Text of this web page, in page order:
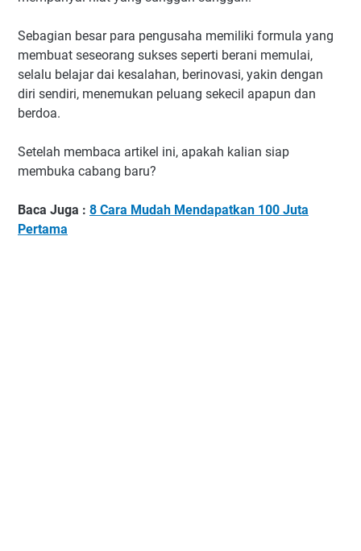
Sebagian besar para pengusaha memiliki formula yang
membuat seseorang sukses seperti berani memulai,
selalu belajar dai kesalahan, berinovasi, yakin dengan
diri sendiri, menemukan peluang sekecil apapun dan
berdoa.
Setelah membaca artikel ini, apakah kalian siap
membuka cabang baru?
Baca Juga : 8 Cara Mudah Mendapatkan 100 Juta
Pertama